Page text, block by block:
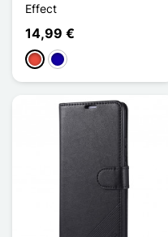
Effect
14,99 €
Rot Dunkelblau